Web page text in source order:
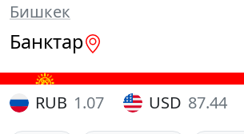
Бишкек
Банктар
RUB 1.07 USD 87.44